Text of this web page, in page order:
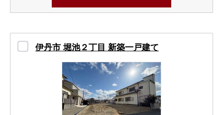
伊丹市 堀池２丁目 新築一戸建て